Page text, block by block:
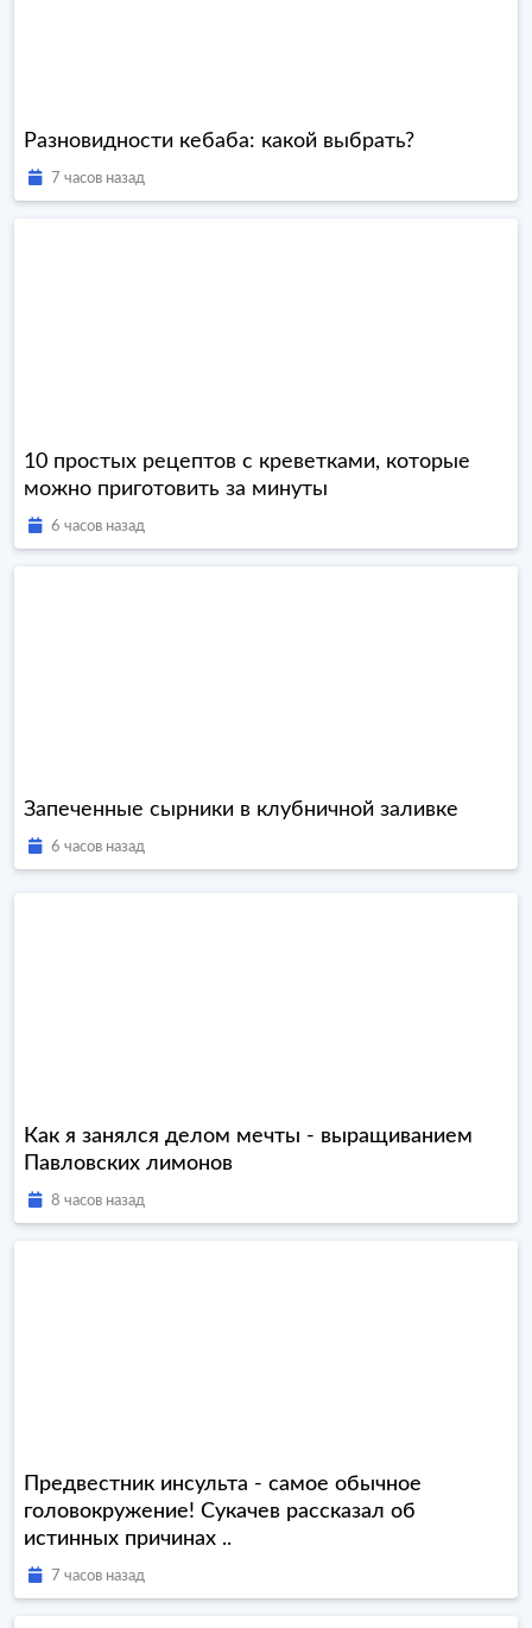
Разновидности кебаба: какой выбрать?
7 часов назад
10 простых рецептов с креветками, которые
можно приготовить за минуты
6 часов назад
Запеченные сырники в клубничной заливке
6 часов назад
Как я занялся делом мечты - выращиванием
Павловских лимонов
8 часов назад
Предвестник инсульта - самое обычное
головокружение! Сукачев рассказал об
истинных причинах ..
7 часов назад